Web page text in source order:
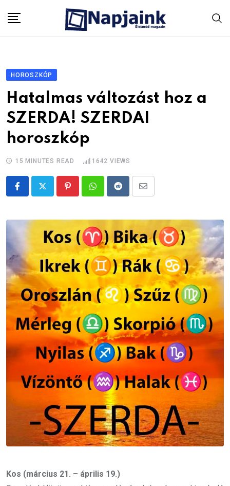
HOROSZKÓP
Hatalmas változást hoz a
SZERDA! SZERDAI
horoszkóp
15 MINUTES READ 1642 VIEWS
PinterestWhatsappRedditShare
Email
Kos (március 21. – április 19.)